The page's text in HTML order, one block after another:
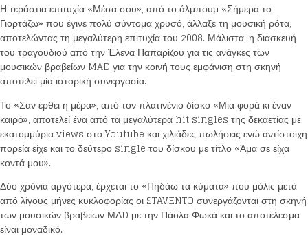
Η τεράστια επιτυχία «Μέσα σου», από το άλμπουμ «Σήμερα το
Γιορτάζω» που έγινε πολύ σύντομα χρυσό, άλλαξε τη μουσική ρότα,
αποτελώντας τη μεγαλύτερη επιτυχία του 2008. Μάλιστα, η διασκευή
του τραγουδιού από την Έλενα Παπαρίζου για τις ανάγκες των
μουσικών βραβείων MAD για την κοινή τους εμφάνιση στη σκηνή
αποτελεί μία ιστορική συνεργασία.
Το «Σαν έρθει η μέρα», από τον πλατινένιο δίσκο «Μία φορά κι έναν
καιρό», αποτελεί ένα από τα μεγαλύτερα hit singles της δεκαετίας με
εκατομμύρια views στο Youtube και χιλιάδες πωλήσεις ενώ αντίστοιχη
πορεία είχε και το δεύτερο single του δίσκου με τίτλο «Άμα σε είχα
κοντά μου».
Δύο χρόνια αργότερα, έρχεται το «Πηδάω τα κύματα» που μόλις μετά
από λίγους μήνες κυκλοφορίας οι STAVENTO συνεργάζονται στη σκηνή
των μουσικών βραβείων ΜΑD με την Πάολα Φωκά και το αποτέλεσμα
είναι μοναδικό.